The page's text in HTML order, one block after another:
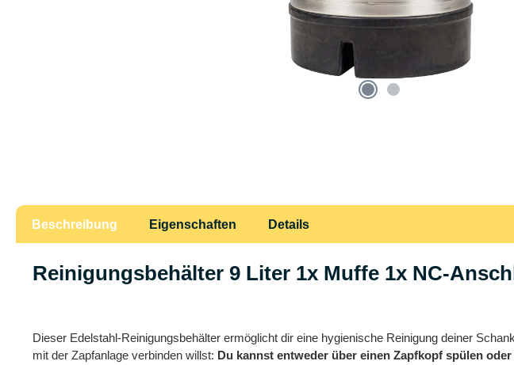
Beschreibung Eigenschaften Details
Reinigungsbehälter 9 Liter 1x Muffe 1x NC-
Dieser Edelstahl-Reinigungsbehälter ermöglicht dir eine hygienische Reinigung deiner
mit der Zapfanlage verbinden willst: Du kannst entweder über einen Zapfkopf spülen